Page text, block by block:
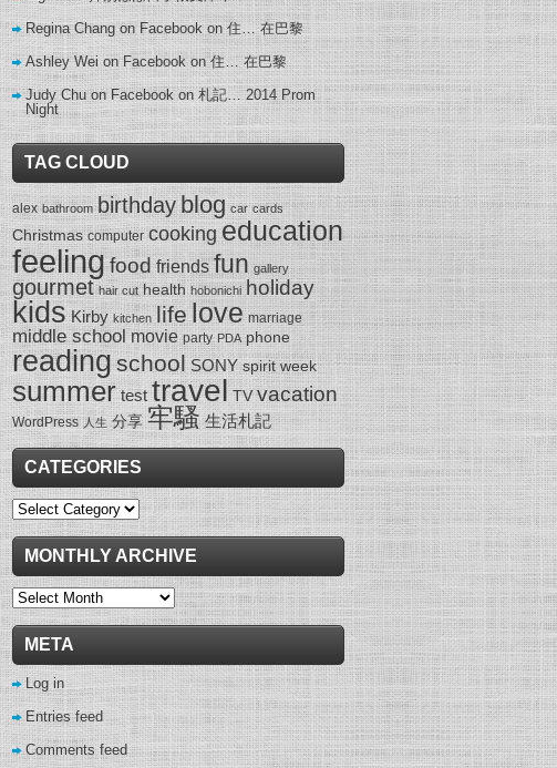
Regina Chang on Facebookon住… 在巴黎
Ashley Wei on Facebookon住… 在巴黎
Judy Chu on Facebookon札記… 2014 Prom
Night
TAG CLOUD
alex bathroom birthday blog car cards
Christmas computer cooking education
feeling food friends fun gallery
gourmet hair cut health hobonichi holiday
kids Kirby kitchen life love marriage
middle school movie party PDA phone
readingschool SONY spirit week
summer test travel TV vacation
WordPress 人生 分享 牢騷 生活札記
CATEGORIES
Categories
MONTHLY ARCHIVE
Monthly
Archive
META
Log in
Entries feed
Comments feed